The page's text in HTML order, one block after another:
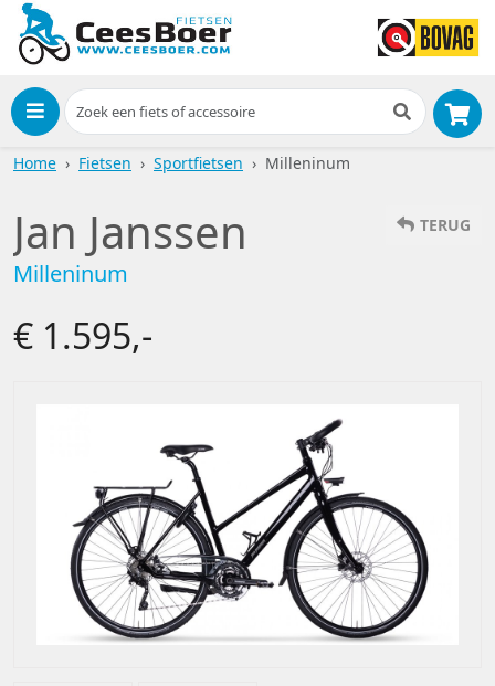
Menu
Home Fietsen Sportfietsen Milleninum
TERUG
Jan Janssen
Milleninum
€ 1.595,-